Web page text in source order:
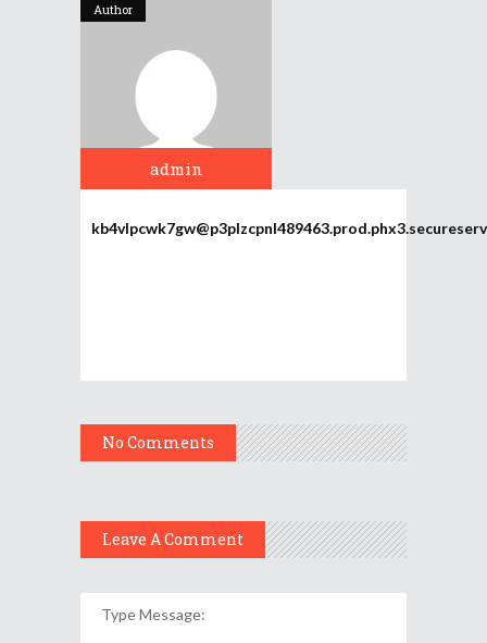
Author
admin
No Comments
Leave A Comment